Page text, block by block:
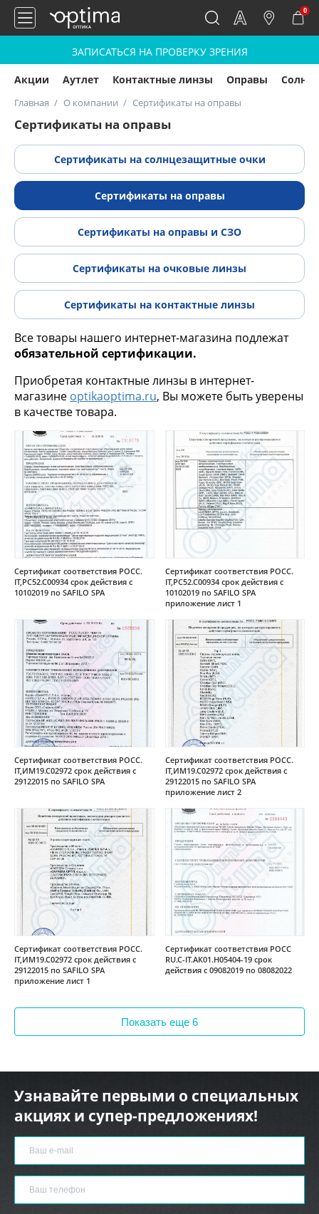
0
ЗАПИСАТЬСЯ НА ПРОВЕРКУ ЗРЕНИЯ
Акции Аутлет Контактные линзы Оправы
Главная О компании Сертификаты на оправы
Сертификаты на оправы
Сертификаты на cолнцезащитные очки
Сертификаты на оправы
Сертификаты на оправы и СЗО
Сертификаты на очковые линзы
Сертификаты на контактные линзы
Все товары нашего интернет-магазина подлежат
обязательной сертификации.
Приобретая контактные линзы в интернет-
магазине optikaoptima.ru, Вы можете быть уверены
в качестве товара.
Сертификат соответствия РОСС.
IT,РС52.С00934 срок действия с
10102019 по SAFILO SPA
Сертификат соответствия РОСС.
IT,РС52.С00934 срок действия с
10102019 по SAFILO SPA
приложение лист 1
Сертификат соответствия РОСС.
IT,ИМ19.С02972 срок действия с
29122015 по SAFILO SPA
Сертификат соответствия РОСС.
IT,ИМ19.С02972 срок действия с
29122015 по SAFILO SPA
приложение лист 2
Сертификат соответствия РОСС.
IT,ИМ19.С02972 срок действия с
29122015 по SAFILO SPA
приложение лист 1
Сертификат соответствия РОСС
RU.C-IT.АК01.Н05404-19 срок
действия с 09082019 по 08082022
Показать еще 6
Узнавайте первыми о специальных
акциях и супер-предложениях!